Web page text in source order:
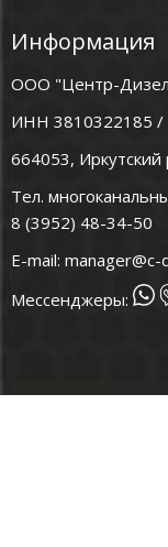
Информация
ООО "Центр-
ИНН 3810322185 /
664053, Иркутский
Тел.
8 (3952) 48-34-50
E-mail: manager@c-
Мессенджеры: